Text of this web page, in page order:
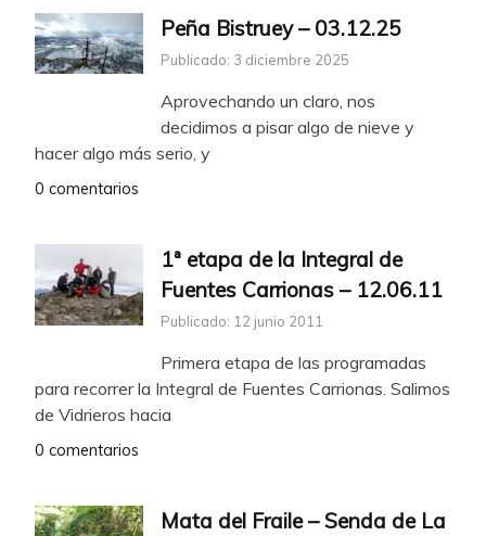
Peña Bistruey – 03.12.25
Publicado: 3 diciembre 2025
Aprovechando un claro, nos
decidimos a pisar algo de nieve y
hacer algo más serio, y
0 comentarios
1ª etapa de la Integral de
Fuentes Carrionas – 12.06.11
Publicado: 12 junio 2011
Primera etapa de las programadas
para recorrer la Integral de Fuentes Carrionas. Salimos
de Vidrieros hacia
0 comentarios
Mata del Fraile – Senda de La